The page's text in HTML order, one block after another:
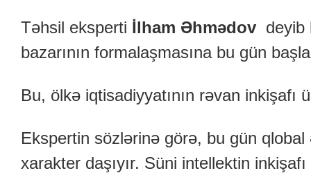
Təhsil eksperti İlham Əhmədov deyib
bazarının formalaşmasına bu gün
Bu, ölkə iqtisadiyyatının rəvan
Ekspertin sözlərinə görə, bu gün qlobal
xarakter daşıyır. Süni intellektin